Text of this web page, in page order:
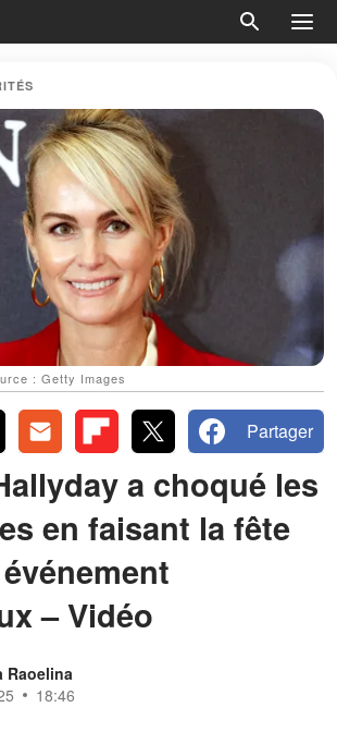
: Getty Images
Partager
a choqué les
en faisant la fête
– Vidéo
Raoelina
18:46